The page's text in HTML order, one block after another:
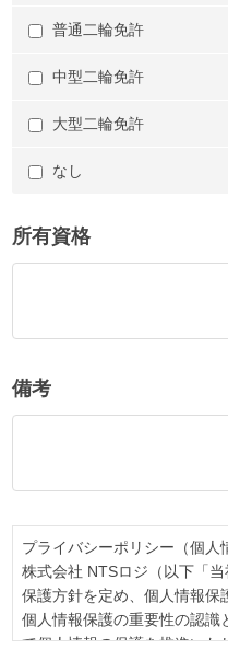
普通二輪免許
中型二輪免許
大型二輪免許
なし
所有資格
備考
プライバシーポリシー（個人
株式会社 NTSロジ（以下「
保護方針を定め、個人情報保
個人情報保護の重要性の認識
て個人情報の保護を推進いた